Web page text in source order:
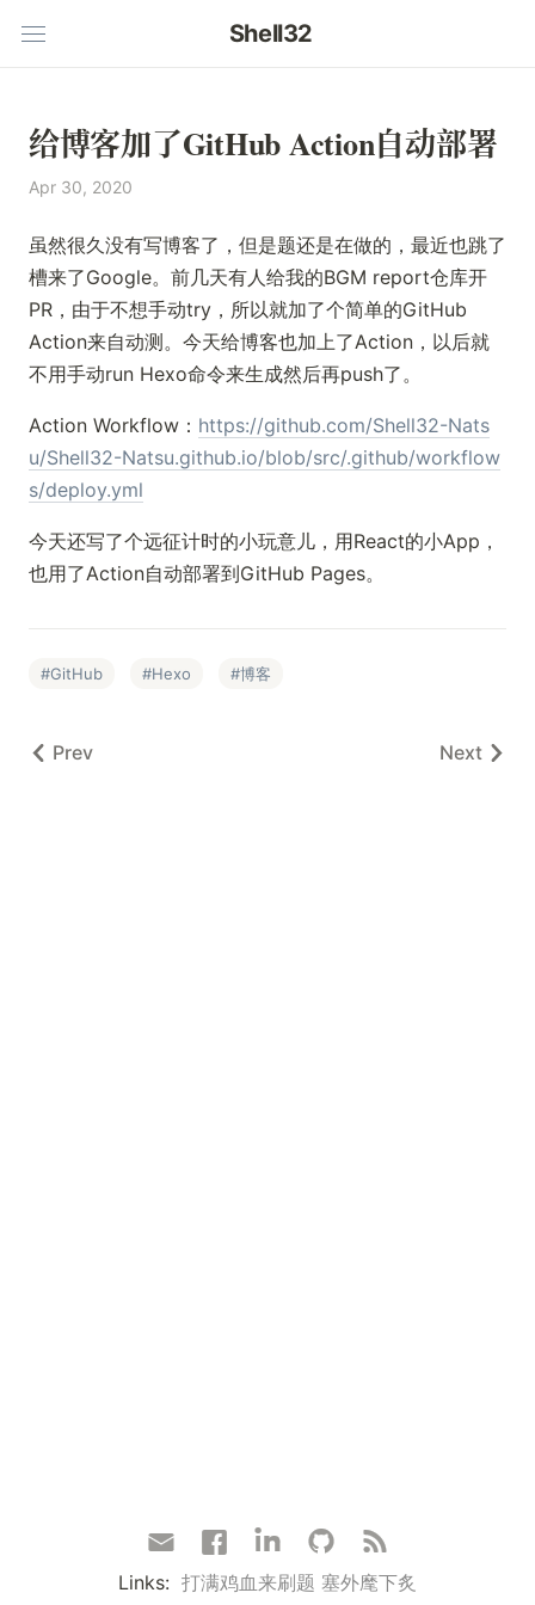
Shell32
给博客加了GitHub Action自动部署
Apr 30, 2020
虽然很久没有写博客了，但是题还是在做的，最近也跳了
槽来了Google。前几天有人给我的BGM report仓库开
PR，由于不想手动try，所以就加了个简单的GitHub
Action来自动测。今天给博客也加上了Action，以后就
不用手动run Hexo命令来生成然后再push了。
Action Workflow： https://github.com/Shell32-Nats
u/Shell32-Natsu.github.io/blob/src/.github/workflow
s/deploy.yml
今天还写了个远征计时的小玩意儿，用React的小App，
也用了Action自动部署到GitHub Pages。
GitHub Hexo 博客
Prev Next
Links: 打满鸡血来刷题 塞外麾下炙